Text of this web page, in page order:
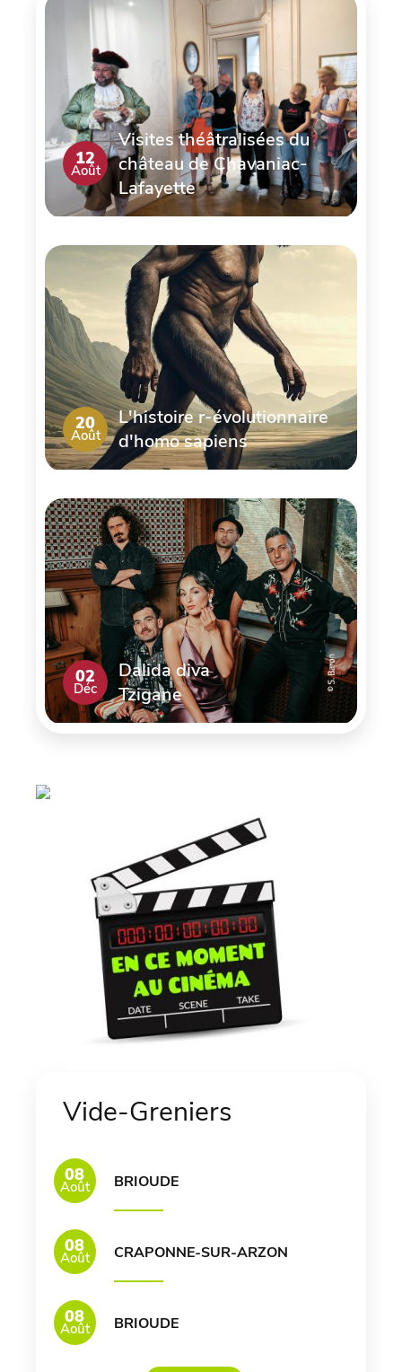
12
Août
Visites théâtralisées du
château de Chavaniac-
Lafayette
20
Août
L'histoire r-évolutionnaire
d'homo sapiens
02
Déc
Dalida diva
Tzigane
Vide-Greniers
08
Août BRIOUDE
08
Août CRAPONNE-SUR-ARZON
08
Août BRIOUDE